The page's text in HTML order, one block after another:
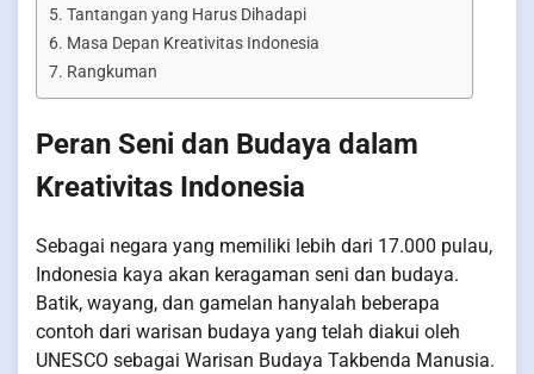
Tantangan yang Harus Dihadapi
Masa Depan Kreativitas Indonesia
Rangkuman
Peran Seni dan Budaya dalam
Kreativitas Indonesia
Sebagai negara yang memiliki lebih dari 17.000 pulau,
Indonesia kaya akan keragaman seni dan budaya.
Batik, wayang, dan gamelan hanyalah beberapa
contoh dari warisan budaya yang telah diakui oleh
UNESCO sebagai Warisan Budaya Takbenda Manusia.